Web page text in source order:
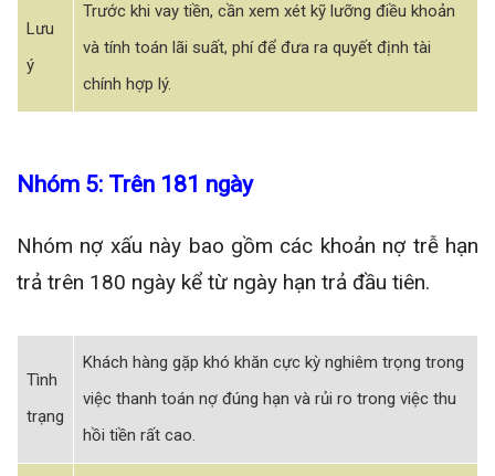
Lưu
ý
Trước khi vay tiền, cần xem xét kỹ lưỡng điều khoản
và tính toán lãi suất, phí để đưa ra quyết định tài
chính hợp lý.
Nhóm 5: Trên 181 ngày
Nhóm nợ xấu này bao gồm các khoản nợ trễ hạn
trả trên 180 ngày kể từ ngày hạn trả đầu tiên.
Tình
trạng
Khách hàng gặp khó khăn cực kỳ nghiêm trọng trong
việc thanh toán nợ đúng hạn và rủi ro trong việc thu
hồi tiền rất cao.